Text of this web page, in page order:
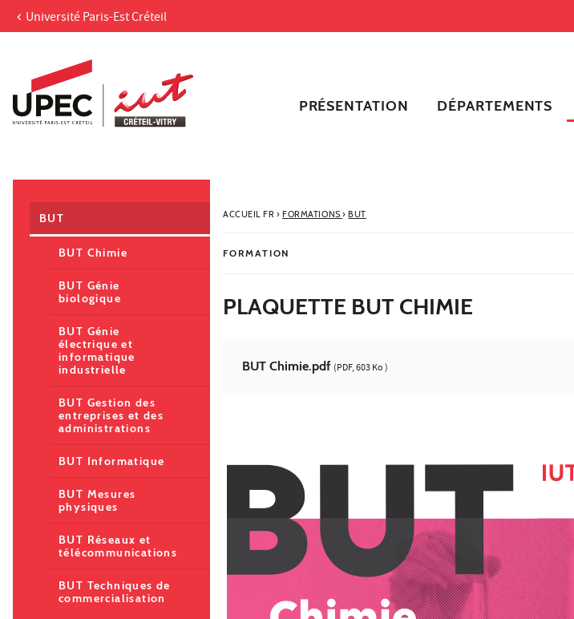
Aller au contenu
Accès directs
Recherche
Navigation secondaire
Université Paris-Est Créteil
PRÉSENTATION DÉPARTEMENTS
ACCUEIL FR› FORMATIONS› BUT
FORMATION
PLAQUETTE BUT CHIMIE
BUT Chimie.pdf (PDF, 603 Ko )
BUT
BUT Chimie
BUT Génie
biologique
BUT Génie
électrique et
informatique
industrielle
BUT Gestion des
entreprises et des
administrations
BUT Informatique
BUT Mesures
physiques
BUT Réseaux et
télécommunications
BUT Techniques de
commercialisation